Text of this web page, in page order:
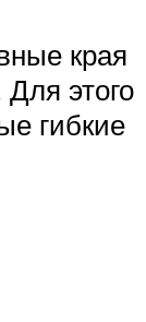
края
этого
гибкие